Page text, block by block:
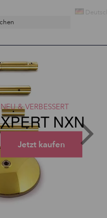
NEU & VERBESSERT
XPERT NXN
Jetzt kaufen